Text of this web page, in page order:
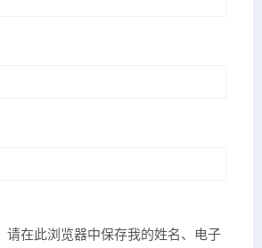
请在此浏览器中保存我的姓名、电子